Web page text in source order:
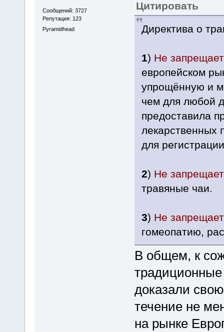
Сообщений: 3727
Репутация: 123
Pyramidhead
Цитировать
Директива о
1) Не запрещает
европейском
упрощённую и
чем для любой
предоставила
лекарственных
для
2) Не запрещает
травяные чаи.
3) Не запрещает
гомеопатию,
В общем, к
традиционные
доказали
течение не
на рынке